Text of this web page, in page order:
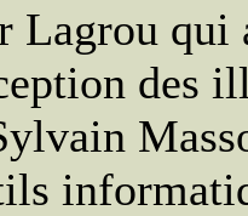
qui
des